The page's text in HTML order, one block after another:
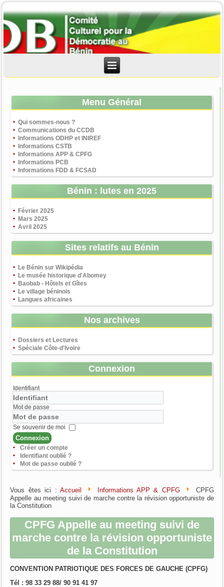
Menu Général
Qui sommes-nous ?
Communications du CCDB
Informations ODHP et INIREF
Informations CSTB
Informations APP & CPFG
Informations PCB
Informations FDD & FCSAD
Bénin : lutes en 2025
Février 2025
Mars 2025
Avril 2025
Sites relatifs au Bénin
Le Bénin sur Wikipédia
Le musée historique d'Abomey
Baobab - Hôtels et Gîtes
Le village béninois
Langues africaines
Nos archives
Dossiers et Lectures
Spéciale Côte-d'Ivoire
Connexion
Identifiant
Mot de passe
Se souvenir de moi
Connexion
Créer un compte
Identifiant oublié ?
Mot de passe oublié ?
Vous êtes ici : Accueil Informations APP & CPFG
CPFG
Appelle au meeting suivi de marche contre la révision opportuniste de
la Constitution
CPFG Appelle au meeting suivi de
marche contre la révision opportuniste
de la Constitution
CONVENTION PATRIOTIQUE DES FORCES DE GAUCHE (CPFG)
Tél : 98 33 29 88/ 90 91 41 97